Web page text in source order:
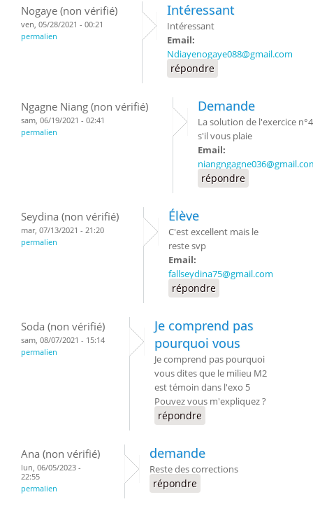
Nogaye (non vérifié)
ven, 05/28/2021 - 00:21
permalien
Intéressant
Intéressant
Email:
Ndiayenogaye088@gmail.com
répondre
Ngagne Niang (non vérifié)
sam, 06/19/2021 - 02:41
permalien
Demande
La solution de l'exercice n°4
s'il vous plaie
Email:
répondre
Seydina (non vérifié)
mar, 07/13/2021 - 21:20
permalien
Élève
C'est excellent mais le
reste svp
Email:
fallseydina75@gmail.com
répondre
Soda (non vérifié)
sam, 08/07/2021 - 15:14
permalien
Je comprend pas
pourquoi vous
Je comprend pas pourquoi
vous dites que le milieu M2
est témoin dans l'exo 5
Pouvez vous m'expliquez ?
répondre
Ana (non vérifié)
lun, 06/05/2023 -
22:55
permalien
demande
Reste des corrections
répondre